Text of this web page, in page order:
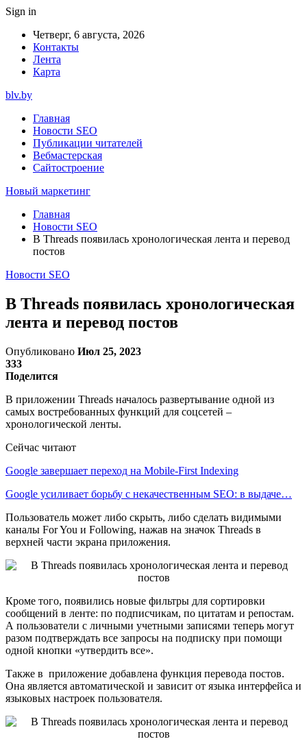
Sign in
Четверг, 6 августа, 2026
Контакты
Лента
Карта
blv.by
Главная
Новости SEO
Публикации читателей
Вебмастерская
Сайтостроение
Новый маркетинг
Главная
Новости SEO
В Threads появилась хронологическая лента и перевод
постов
Новости SEO
В Threads появилась хронологическая
лента и перевод постов
Опубликовано Июл 25, 2023
333
Поделится
В приложении Threads началось развертывание одной из
самых востребованных функций для соцсетей –
хронологической ленты.
Сейчас читают
Google завершает переход на Mobile-First Indexing
Google усиливает борьбу с некачественным SEO: в выдаче…
Пользователь может либо скрыть, либо сделать видимыми
каналы For You и Following, нажав на значок Threads в
верхней части экрана приложения.
Кроме того, появились новые фильтры для сортировки
сообщений в ленте: по подписчикам, по цитатам и репостам.
А пользователи с личными учетными записями теперь могут
разом подтверждать все запросы на подписку при помощи
одной кнопки «утвердить все».
Также в приложение добавлена функция перевода постов.
Она является автоматической и зависит от языка интерфейса и
языковых настроек пользователя.